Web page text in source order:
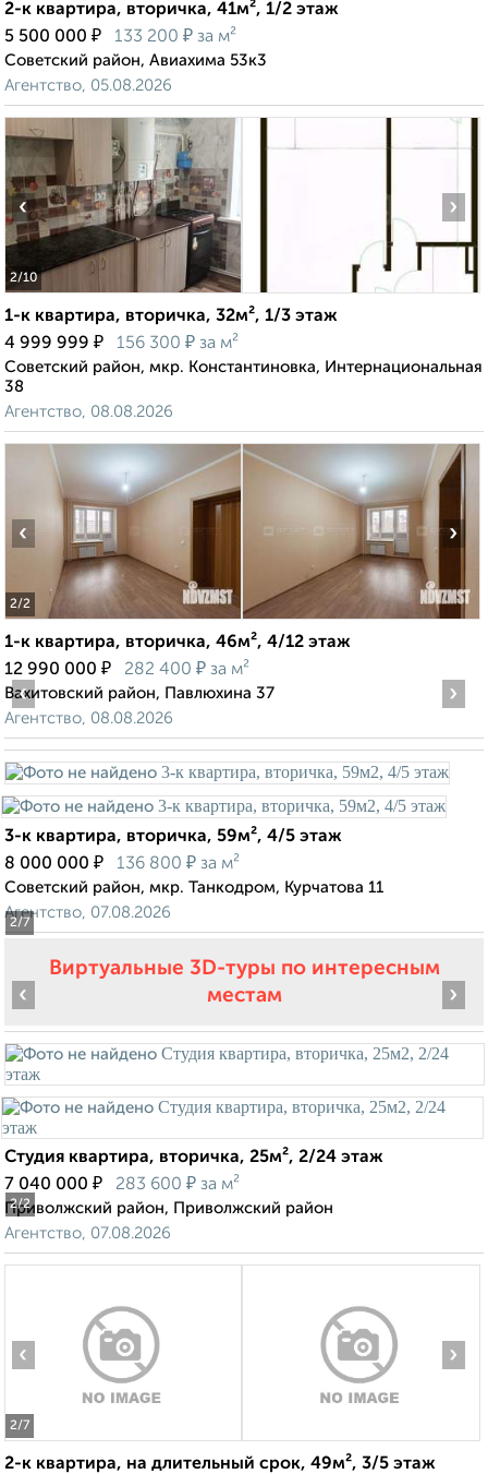
2-к квартира, вторичка, 41м², 1/2 этаж
5 500 000 ₽ 133 200 ₽ за м²
Советский район, Авиахима 53к3
Агентство, 05.08.2026
2/10
‹ ›
1-к квартира, вторичка, 32м², 1/3 этаж
4 999 999 ₽ 156 300 ₽ за м²
Советский район, мкр. Константиновка, Интернациональная
38
Агентство, 08.08.2026
2/2
‹ ›
1-к квартира, вторичка, 46м², 4/12 этаж
12 990 000 ₽ 282 400 ₽ за м²
Вахитовский район, Павлюхина 37
Агентство, 08.08.2026
2/7
‹ ›
3-к квартира, вторичка, 59м², 4/5 этаж
8 000 000 ₽ 136 800 ₽ за м²
Советский район, мкр. Танкодром, Курчатова 11
Агентство, 07.08.2026
Виртуальные 3D-туры по интересным
местам
2/2
‹ ›
Студия квартира, вторичка, 25м², 2/24 этаж
7 040 000 ₽ 283 600 ₽ за м²
Приволжский район, Приволжский район
Агентство, 07.08.2026
2/7
‹ ›
2-к квартира, на длительный срок, 49м², 3/5 этаж